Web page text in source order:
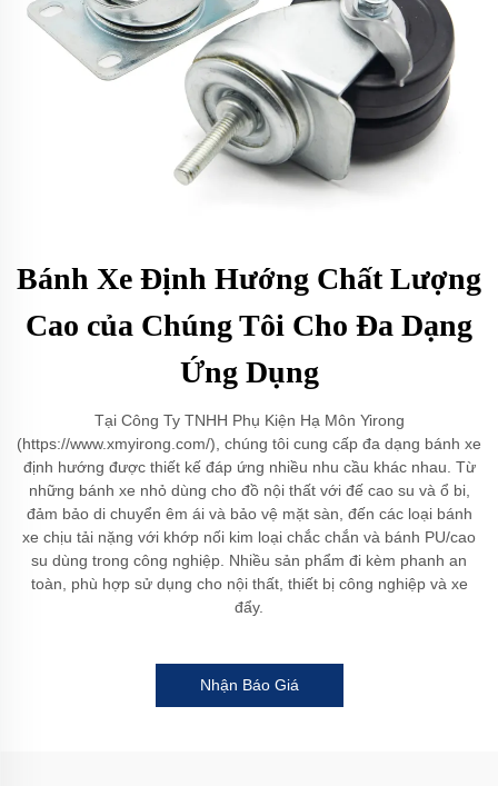
Bánh Xe Định Hướng Chất Lượng
Cao của Chúng Tôi Cho Đa Dạng
Ứng Dụng
Tại Công Ty TNHH Phụ Kiện Hạ Môn Yirong
(https://www.xmyirong.com/), chúng tôi cung cấp đa dạng bánh xe
định hướng được thiết kế đáp ứng nhiều nhu cầu khác nhau. Từ
những bánh xe nhỏ dùng cho đồ nội thất với đế cao su và ổ bi,
đảm bảo di chuyển êm ái và bảo vệ mặt sàn, đến các loại bánh
xe chịu tải nặng với khớp nối kim loại chắc chắn và bánh PU/cao
su dùng trong công nghiệp. Nhiều sản phẩm đi kèm phanh an
toàn, phù hợp sử dụng cho nội thất, thiết bị công nghiệp và xe
đẩy.
Nhận Báo Giá